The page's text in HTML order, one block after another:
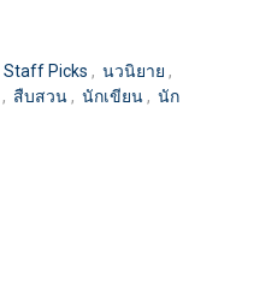
Staff Picks , นวนิยาย ,
, สืบสวน , นักเขียน , นัก